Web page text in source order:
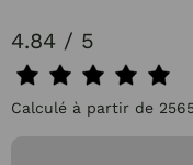
4.84 / 5
Calculé à partir de